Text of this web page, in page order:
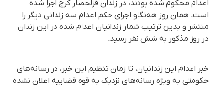
اعدام محکوم شده بودند، در زندان قزلحصار کرج اجرا شده
است. همان روز هه‌نگاو اجرای حکم اعدام سه زندانی دیگر را
منتشر و بدین ترتیب شمار زندانیان اعدام شده در این زندان
در روز مذکور به شش نفر رسید.
خبر اعدام این زندانیان، تا زمان تنظیم این خبر، در رسانه‌های
حکومتی به ویژه رسانه‌های نزدیک به قوه قضاییه اعلان نشده